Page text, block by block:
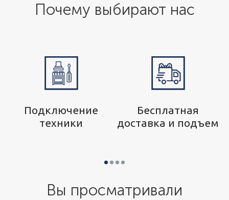
Почему выбирают нас
Подключение
техники
Бесплатная
доставка и подъем
Вы просматривали